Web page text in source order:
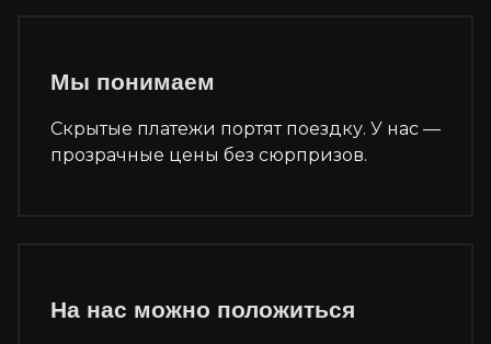
Мы понимаем
Скрытые платежи портят поездку. У нас —
прозрачные цены без сюрпризов.
На нас можно положиться